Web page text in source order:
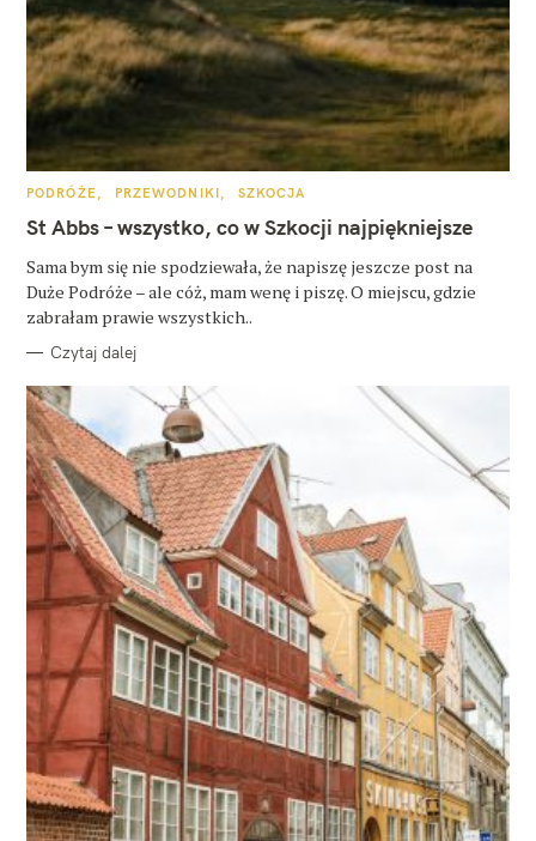
K
T
E
O
R
I
PODRÓŻE PRZEWODNIKI SZKOCJA
St Abbs – wszystko, co w Szkocji najpiękniejsze
Sama bym się nie spodziewała, że napiszę jeszcze post na
Duże Podróże – ale cóż, mam wenę i piszę. O miejscu, gdzie
zabrałam prawie wszystkich..
Czytaj dalej